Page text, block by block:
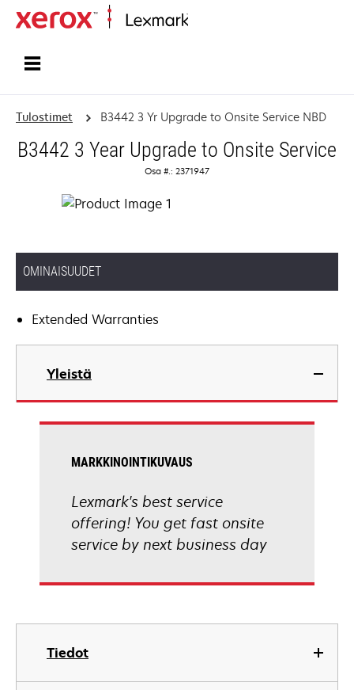
Tulostimet B3442 3 Yr Upgrade to Onsite Service NBD
B3442 3 Year Upgrade to Onsite Service
Osa #.: 2371947
OMINAISUUDET
Extended Warranties
Yleistä
Tiedot
MARKKINOINTIKUVAUS
Lexmark's best service
offering! You get fast onsite
service by next business day